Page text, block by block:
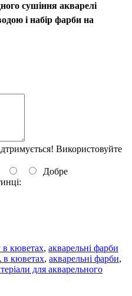
сушіння акварелі
і набір фарби на
Використовуйте
Добре
в кюветах, акварельні фарби
в кюветах, акварельні фарби,
для акварельного